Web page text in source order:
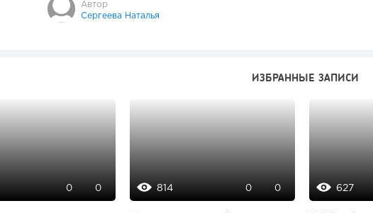
Автор
Сергеева Наталья
ИЗБРАННЫЕ ЗАПИСИ
0 0 814 0 0 627